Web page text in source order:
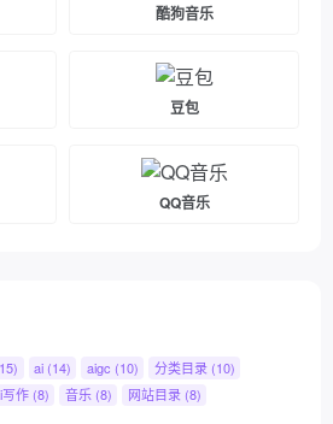
酷狗音乐
豆包
QQ音乐
ai (14) aigc (10) 分类目录 (10)
作 (8) 音乐 (8) 网站目录 (8)